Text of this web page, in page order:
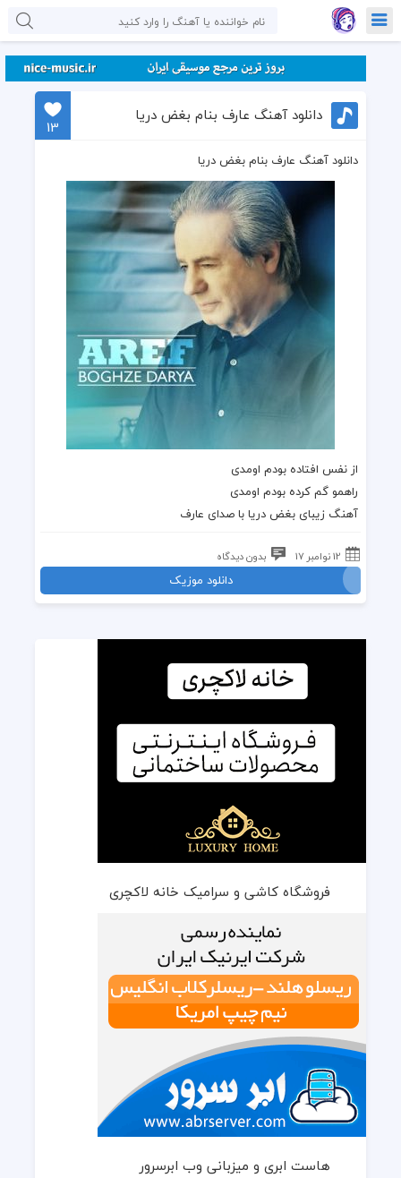
دانلود آهنگ عارف بنام بغض دریا
13
دانلود آهنگ عارف بنام بغض دریا
از نفس افتاده بودم اومدی
راهمو گم کرده بودم اومدی
آهنگ زیبای بغض دریابا صدای عارف
12 نوامبر 17 بدون دیدگاه
دانلود موزیک
فروشگاه کاشی و سرامیک خانه لاکچری
هاست ابری و میزبانی وب ابرسرور